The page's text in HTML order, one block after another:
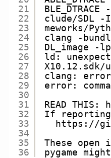
21
22
23
24
25
26
27
28
29
30
31
32
33
34
35
36
clude/SDL -
meworks/
clang -
DL_image
ld:
clang:
error:
READ
If reporting
https://
These open
pygame